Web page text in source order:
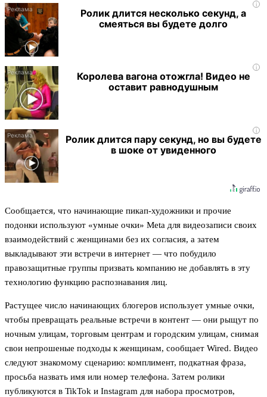
i
Ролик длится несколько секунд, а
смеяться вы будете долго
i
Королева вагона отожгла! Видео не
оставит равнодушным
i
Ролик длится пару секунд, но вы будете
в шоке от увиденного
Сообщается, что начинающие пикап-художники и прочие
подонки используют «умные очки» Meta для видеозаписи своих
взаимодействий с женщинами без их согласия, а затем
выкладывают эти встречи в интернет — что побудило
правозащитные группы призвать компанию не добавлять в эту
технологию функцию распознавания лиц.
Растущее число начинающих блогеров использует умные очки,
чтобы превращать реальные встречи в контент — они рыщут по
ночным улицам, торговым центрам и городским улицам, снимая
свои непрошеные подходы к женщинам, сообщает Wired. Видео
следуют знакомому сценарию: комплимент, подкатная фраза,
просьба назвать имя или номер телефона. Затем ролики
публикуются в TikTok и Instagram для набора просмотров,